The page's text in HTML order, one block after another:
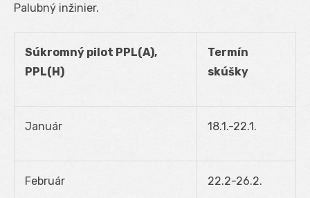
Palubný inžinier.
Súkromný pilot PPL(A),
PPL(H)
Termín
skúšky
Január 18.1.-22.1.
Február 22.2-26.2.